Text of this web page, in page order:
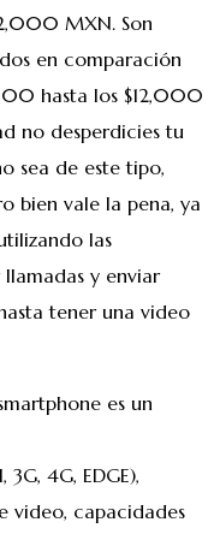
MXN. Son
en comparación
hasta los $12,000
no desperdicies tu
sea de este tipo,
bien vale la pena, ya
las
y enviar
tener una video
es un
4G, EDGE),
video, capacidades